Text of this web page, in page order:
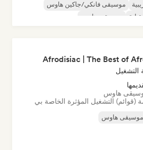
موسيقى فانكي/جاكين هاوس
موسيقى هاوس
Afrodisiac | The Best of
التشغيل
هاوس
(قوائم) التشغيل المؤثرة الخاصة بي
موسيقى هاوس